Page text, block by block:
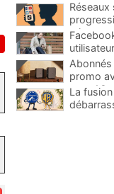
Réseaux
mineurs
menace
promo
pour 1€
La